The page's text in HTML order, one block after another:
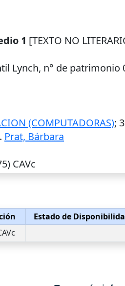
1 [TEXTO NO
Lynch, n° de
(COMPUTADORAS);
Prat, Bárbara
CAVc
Estado de